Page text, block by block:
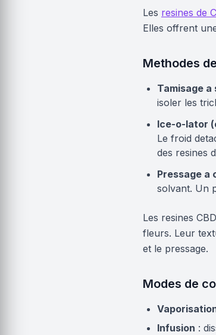
Les resines de
Elles offrent
Methodes
Tamisage
isoler les
Ice-o-lator
Le froid
des resines
Pressage a
solvant. Un
Les resines
fleurs. Leur
et le pressage.
Modes de
Infusion :